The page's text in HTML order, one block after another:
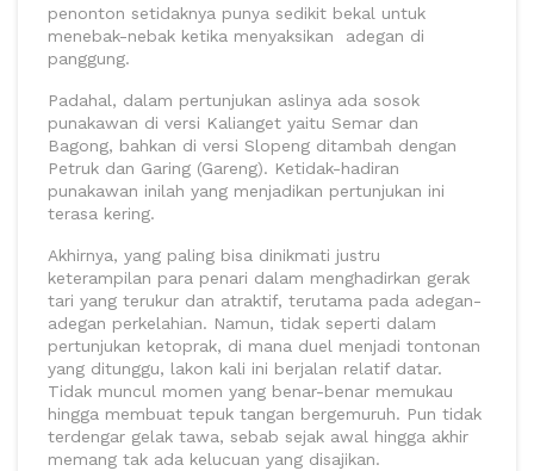
penonton setidaknya punya sedikit bekal untuk
menebak-nebak ketika menyaksikan adegan di
panggung.
Padahal, dalam pertunjukan aslinya ada sosok
punakawan di versi Kalianget yaitu Semar dan
Bagong, bahkan di versi Slopeng ditambah dengan
Petruk dan Garing (Gareng). Ketidak-hadiran
punakawan inilah yang menjadikan pertunjukan ini
terasa kering.
Akhirnya, yang paling bisa dinikmati justru
keterampilan para penari dalam menghadirkan gerak
tari yang terukur dan atraktif, terutama pada adegan-
adegan perkelahian. Namun, tidak seperti dalam
pertunjukan ketoprak, di mana duel menjadi tontonan
yang ditunggu, lakon kali ini berjalan relatif datar.
Tidak muncul momen yang benar-benar memukau
hingga membuat tepuk tangan bergemuruh. Pun tidak
terdengar gelak tawa, sebab sejak awal hingga akhir
memang tak ada kelucuan yang disajikan.